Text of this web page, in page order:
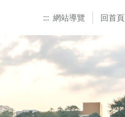
::: 網站導覽 回首頁